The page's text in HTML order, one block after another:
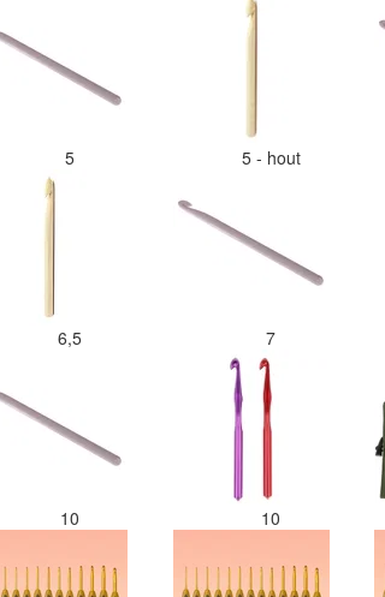
5 5 - hout
6,5 7
10 10